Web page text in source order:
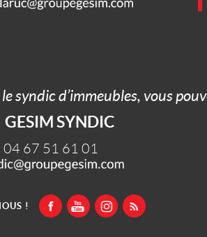
syndic d’immeubles, vous
GESIM SYNDIC
04 67 51 61 01
!